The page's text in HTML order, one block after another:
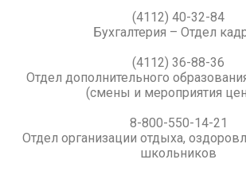
(4112) 40-32-84
Бухгалтерия – Отдел
(4112) 36-88-36
Отдел дополнительного
(смены и мероприятия
8-800-550-14-21
Отдел организации отдыха,
школьников